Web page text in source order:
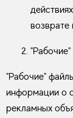
"Рабочие"
информации о
рекламных